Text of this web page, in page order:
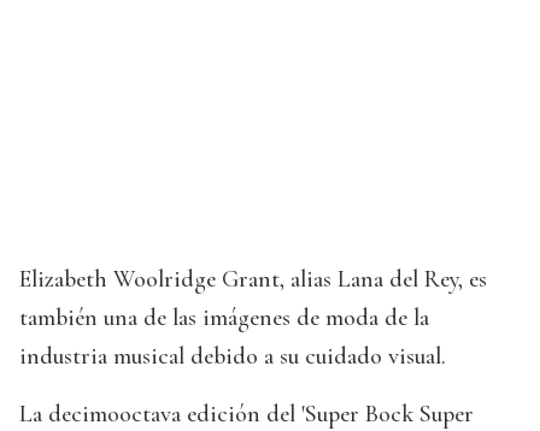
Elizabeth Woolridge Grant, alias Lana del Rey, es
también una de las imágenes de moda de la
industria musical debido a su cuidado visual.
La decimooctava edición del 'Super Bock Super